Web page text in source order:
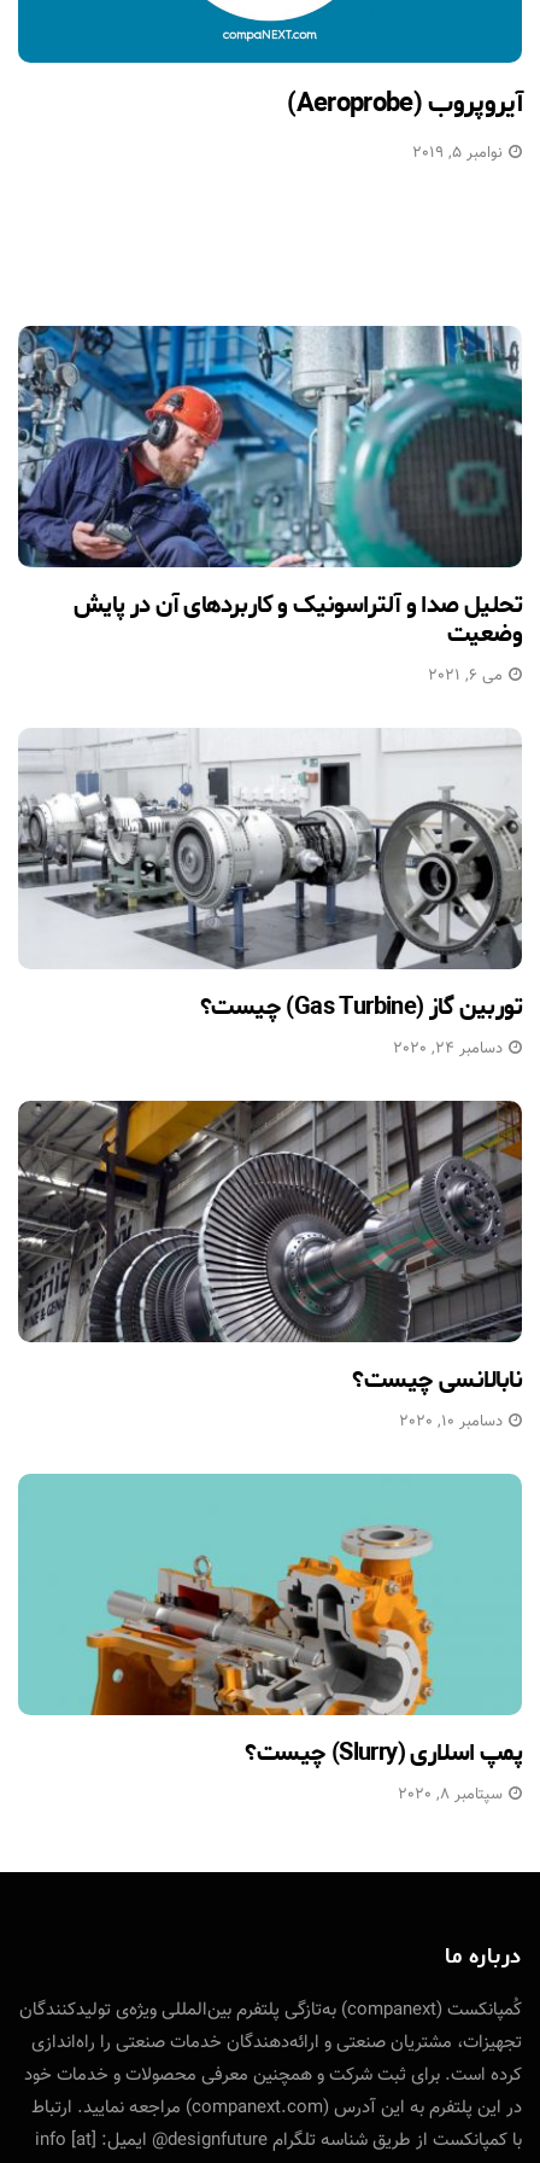
آیروپروب (Aeroprobe)
نوامبر 5, 2019
تحلیل صدا و آلتراسونیک و کاربردهای آن در پایش
وضعیت
می 6, 2021
توربین گاز (Gas Turbine) چیست؟
دسامبر 24, 2020
نابالانسی چیست؟
دسامبر 10, 2020
پمپ اسلاری (Slurry) چیست؟
سپتامبر 8, 2020
درباره ما
کُمپانکست (companext) به‌تازگی پلتفرم بین‌المللی ویژه‌ی تولید‌کنندگان
تجهیزات، مشتریان صنعتی و ارائه‌دهندگان خدمات صنعتی را راه‌اندازی
کرده است. برای ثبت شرکت و همچنین معرفی محصولات و خدمات خود
در این پلتفرم به این آدرس (companext.com) مراجعه نمایید. ارتباط
با کمپانکست از طریق شناسه تلگرام designfuture@ ایمیل: info [at]